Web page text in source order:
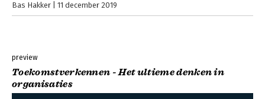
Bas Hakker 11 december 2019
preview
Toekomstverkennen - Het ultieme denken in
organisaties